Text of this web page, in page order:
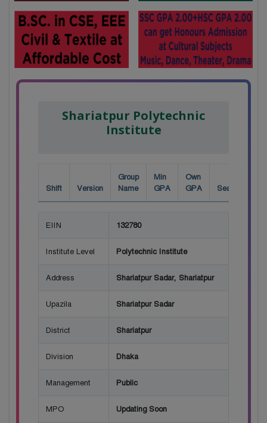
Shariatpur Polytechnic
Institute
Shift Version
Group
Name
Min
GPA
Own
GPA
Seat
EIIN 132780
Institute Level Polytechnic Institute
Address Shariatpur Sadar, Shariatpur
Upazila Shariatpur Sadar
District Shariatpur
Division Dhaka
Management Public
MPO Updating Soon